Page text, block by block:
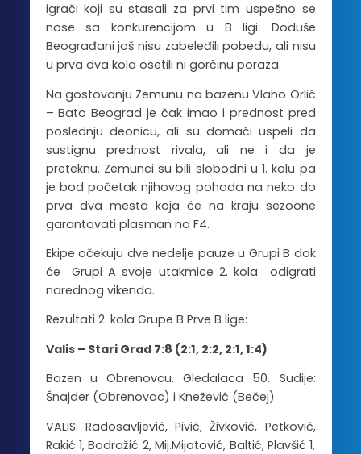
igrači koji su stasali za prvi tim uspešno se
nose sa konkurencijom u B ligi. Doduše
Beograđani još nisu zabeleđili pobedu, ali nisu
u prva dva kola osetili ni gorčinu poraza.
Na gostovanju Zemunu na bazenu Vlaho Orlić
– Bato Beograd je čak imao i prednost pred
poslednju deonicu, ali su domaći uspeli da
sustignu prednost rivala, ali ne i da je
preteknu. Zemunci su bili slobodni u 1. kolu pa
je bod početak njihovog pohoda na neko do
prva dva mesta koja će na kraju sezoone
garantovati plasman na F4.
Ekipe očekuju dve nedelje pauze u Grupi B dok
će Grupi A svoje utakmice 2. kola odigrati
narednog vikenda.
Rezultati 2. kola Grupe B Prve B lige:
Valis – Stari Grad 7:8 (2:1, 2:2, 2:1, 1:4)
Bazen u Obrenovcu. Gledalaca 50. Sudije:
Šnajder (Obrenovac) i Knežević (Bečej)
VALIS: Radosavljević, Pivić, Živković, Petković,
Rakić 1, Bodražić 2, Mij.Mijatović, Baltić, Plavšić 1,